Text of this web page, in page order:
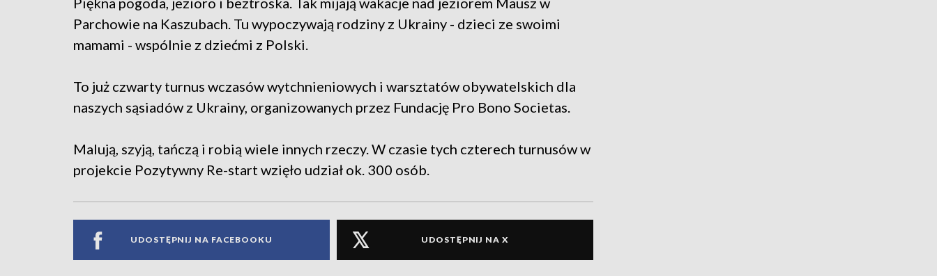
Parchowie na Kaszubach. Tu wypoczywają rodziny z Ukrainy - dzieci ze swoimi
mamami - wspólnie z dziećmi z Polski.
To już czwarty turnus wczasów wytchnieniowych i warsztatów obywatelskich dla
naszych sąsiadów z Ukrainy, organizowanych przez Fundację Pro Bono Societas.
Malują, szyją, tańczą i robią wiele innych rzeczy. W czasie tych czterech turnusów w
projekcie Pozytywny Re-start wzięło udział ok. 300 osób.
UDOSTĘPNIJ NA FACEBOOKU UDOSTĘPNIJ NA X